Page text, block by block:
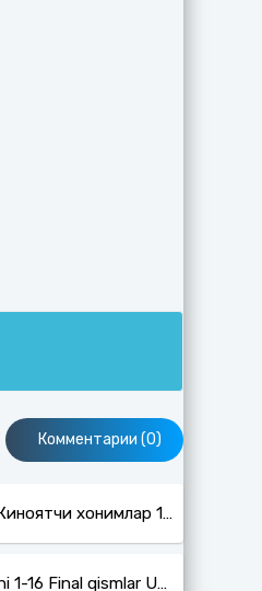
Комментарии (0)
Jinoyatchi xonimlar / Жиноятчи хонимлар 1-12 qism
K2 Tansoqchi / Qo'riqchi 1-16 Final qismlar Uzbek tilida